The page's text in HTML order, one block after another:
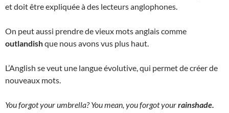
et doit être expliquée à des lecteurs anglophones.
On peut aussi prendre de vieux mots anglais comme
outlandishque nous avons vus plus haut.
L’Anglish se veut une langue évolutive, qui permet de créer de
nouveaux mots.
You forgot your umbrella? You mean, you forgot yourrainshade.